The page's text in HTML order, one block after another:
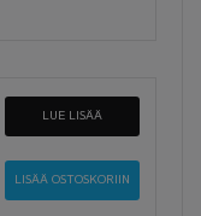
LUE LISÄÄ